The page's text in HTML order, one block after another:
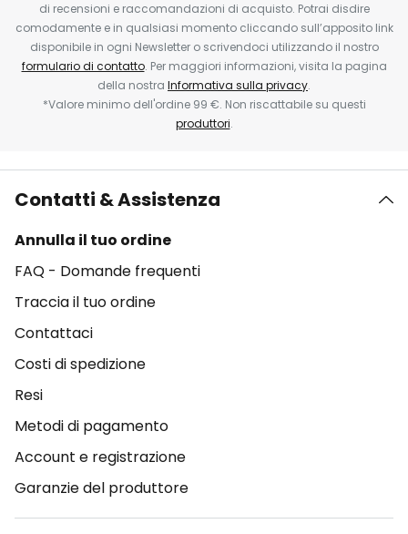
di recensioni e raccomandazioni di acquisto. Potrai disdire
comodamente e in qualsiasi momento cliccando sull’apposito link
disponibile in ogni Newsletter o scrivendoci utilizzando il nostro
formulario di contatto. Per maggiori informazioni, visita la pagina
della nostra Informativa sulla privacy.
*Valore minimo dell'ordine 99 €. Non riscattabile su questi
produttori.
Contatti & Assistenza
Annulla il tuo ordine
FAQ - Domande frequenti
Traccia il tuo ordine
Contattaci
Costi di spedizione
Resi
Metodi di pagamento
Account e registrazione
Garanzie del produttore